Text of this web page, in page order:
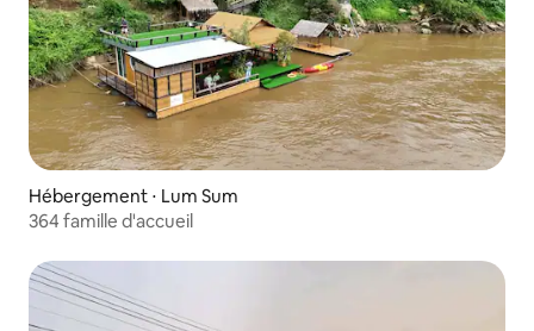
Hébergement ⋅ Lum Sum
364 famille d'accueil